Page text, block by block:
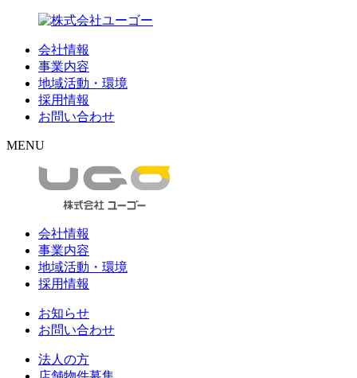
会社情報
事業内容
地域活動・環境
採用情報
お問い合わせ
MENU
会社情報
事業内容
地域活動・環境
採用情報
お知らせ
お問い合わせ
法人の方